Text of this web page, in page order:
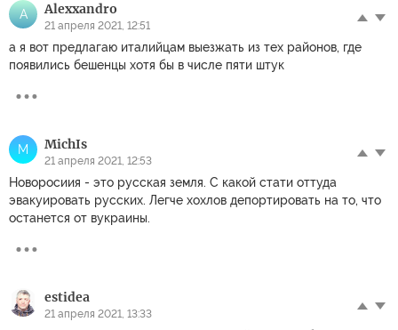
A Alexxandro
21 апреля 2021, 12:51
а я вот предлагаю италийцам выезжать из тех районов, где
появились бешенцы хотя бы в числе пяти штук
M MichIs
21 апреля 2021, 12:53
Новоросиия - это русская земля. С какой стати оттуда
эвакуировать русских. Легче хохлов депортировать на то, что
останется от вукраины.
estidea
21 апреля 2021, 13:33